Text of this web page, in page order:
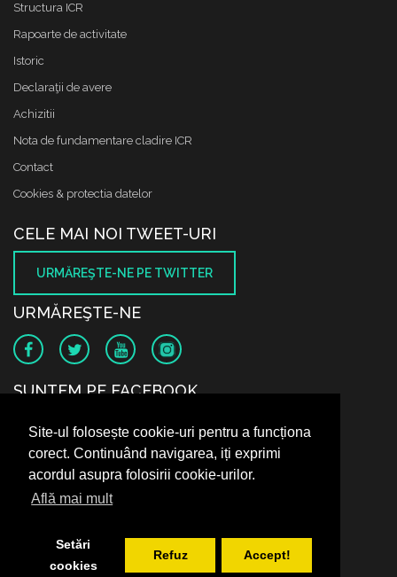
Site-ul folosește cookie-uri pentru a funcționa
corect. Continuând navigarea, iți exprimi
acordul asupra folosirii cookie-urilor.
Află mai mult
Setări
cookies
Refuz Accept!
Structura ICR
Rapoarte de activitate
Istoric
Declaraţii de avere
Achizitii
Nota de fundamentare cladire ICR
Contact
Cookies & protectia datelor
CELE MAI NOI TWEET-URI
URMĂREŞTE-NE PE TWITTER
URMĂREŞTE-NE
SUNTEM PE FACEBOOK